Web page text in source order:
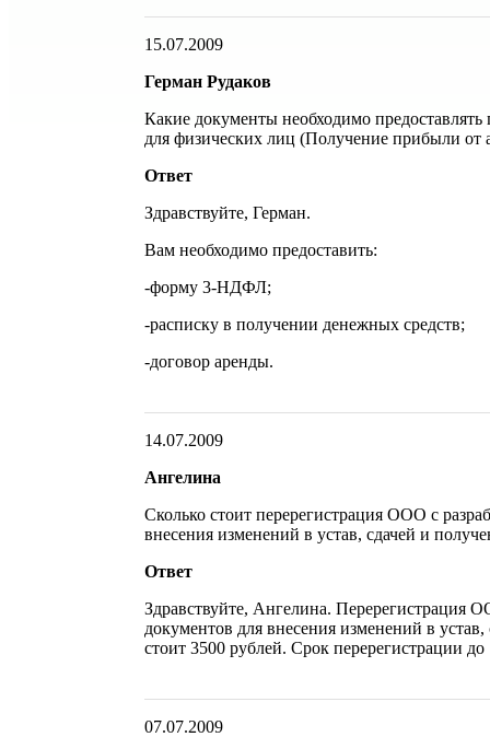
15.07.2009
Герман Рудаков
Какие документы необходимо
для физических лиц (Получение прибыли от
Ответ
Здравствуйте, Герман.
Вам необходимо предоставить:
-форму 3-НДФЛ;
-расписку в получении денежных средств;
-договор аренды.
14.07.2009
Ангелина
Сколько стоит перерегистрация ООО с
внесения изменений в устав, сдачей и
Ответ
Здравствуйте, Ангелина. Перерегистрация
документов для внесения изменений в
стоит 3500 рублей. Срок перерегистрации до
07.07.2009